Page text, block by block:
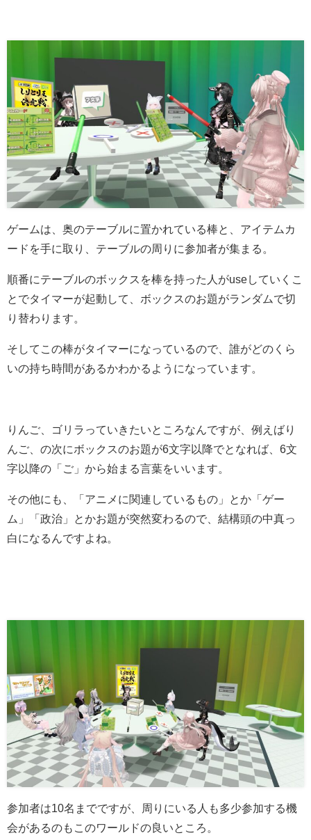
ゲームは、奥のテーブルに置かれている棒と、アイテムカ
ードを手に取り、テーブルの周りに参加者が集まる。
順番にテーブルのボックスを棒を持った人がuseしていくこ
とでタイマーが起動して、ボックスのお題がランダムで切
り替わります。
そしてこの棒がタイマーになっているので、誰がどのくら
いの持ち時間があるかわかるようになっています。
りんご、ゴリラっていきたいところなんですが、例えばり
んご、の次にボックスのお題が6文字以降でとなれば、6文
字以降の「ご」から始まる言葉をいいます。
その他にも、「アニメに関連しているもの」とか「ゲー
ム」「政治」とかお題が突然変わるので、結構頭の中真っ
白になるんですよね。
参加者は10名までですが、周りにいる人も多少参加する機
会があるのもこのワールドの良いところ。